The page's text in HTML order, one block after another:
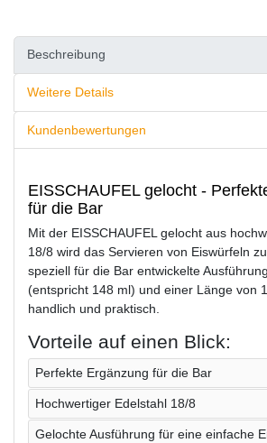
Beschreibung
Weitere Details
Kundenbewertungen
EISSCHAUFEL gelocht -
für die Bar
Mit der EISSCHAUFEL gelocht aus
18/8 wird das Servieren von Eiswürfeln
speziell für die Bar entwickelte
(entspricht 148 ml) und einer Länge von
handlich und praktisch.
Vorteile auf einen Blick:
Perfekte Ergänzung für die Bar
Hochwertiger Edelstahl 18/8
Gelochte Ausführung für eine einfache